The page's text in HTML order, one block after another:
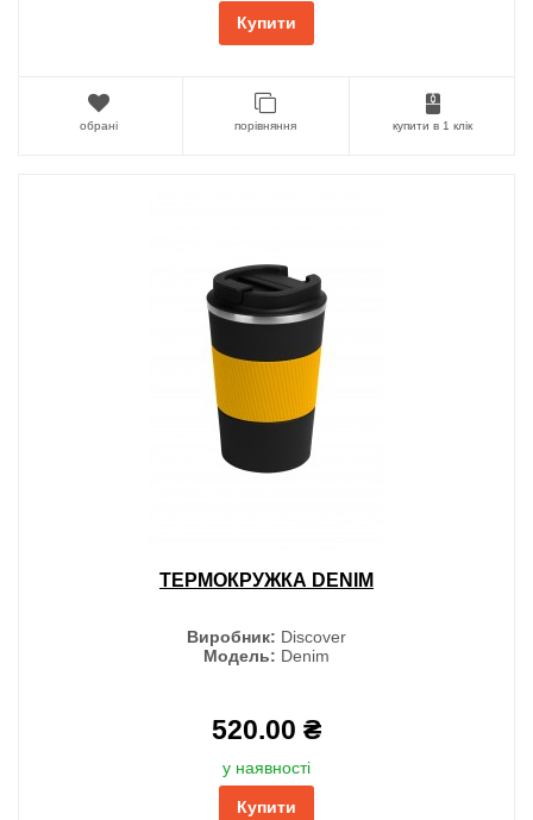
Купити
обрані порівняння купити в 1 клік
ТЕРМОКРУЖКА DENIM
Виробник: Discover
Модель: Denim
520.00 ₴
у наявності
Купити